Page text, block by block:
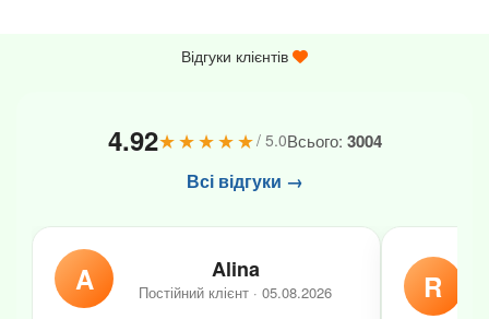
Відгуки клієнтів
4.92★★★★★/ 5.0Всього: 3004
Всі відгуки →
A Alina
Постійний клієнт · 05.08.2026 R